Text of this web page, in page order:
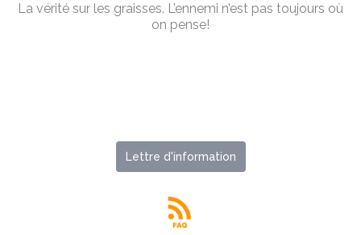
La vérité sur les graisses. L’ennemi n’est pas toujours où
on pense!
Lettre d'information